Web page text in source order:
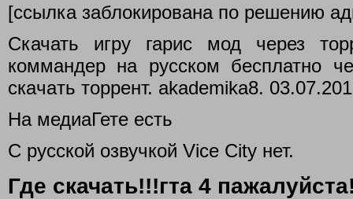
[ссылка заблокирована по решению
Скачать игру гарис мод через
коммандер на русском бесплатно
скaчaть торрент. akademika8.
На медиаГете есть
С русской озвучкой Vice City нет.
Где скачать!!!гта 4